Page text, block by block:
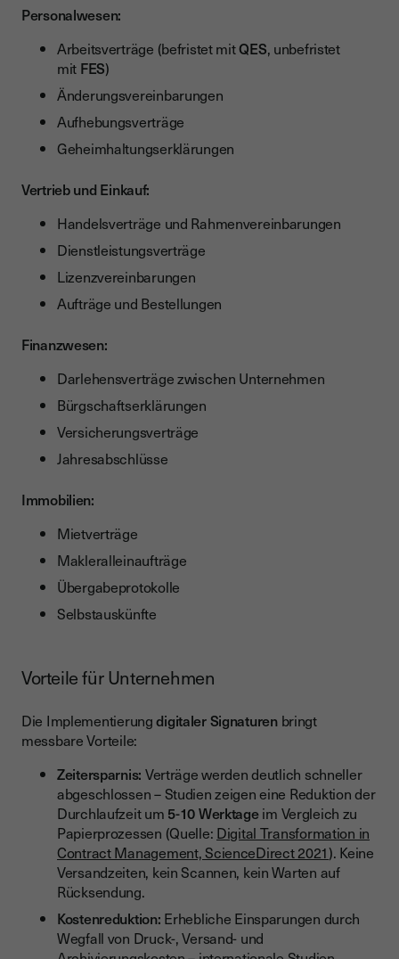
Personalwesen:
Arbeitsverträge (befristet mitQES, unbefristet
mit FES)
Änderungsvereinbarungen
Aufhebungsverträge
Geheimhaltungserklärungen
Vertrieb und Einkauf:
Handelsverträge und Rahmenvereinbarungen
Dienstleistungsverträge
Lizenzvereinbarungen
Aufträge und Bestellungen
Finanzwesen:
Darlehensverträge zwischen Unternehmen
Bürgschaftserklärungen
Versicherungsverträge
Jahresabschlüsse
Immobilien:
Mietverträge
Makleralleinaufträge
Übergabeprotokolle
Selbstauskünfte
Vorteile für Unternehmen
Die Implementierungdigitaler Signaturenbringt
messbare Vorteile:
Zeitersparnis: Verträge werden deutlich schneller
abgeschlossen – Studien zeigen eine Reduktion der
Durchlaufzeit um 5-10 Werktageim Vergleich zu
Papierprozessen (Quelle: Digital Transformation in
Contract Management, ScienceDirect 2021). Keine
Versandzeiten, kein Scannen, kein Warten auf
Rücksendung.
Kostenreduktion: Erhebliche Einsparungen durch
Wegfall von Druck-, Versand- und